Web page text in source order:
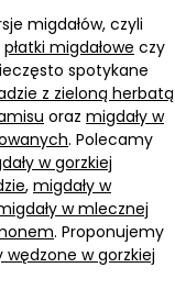
migdałów, czyli
płatki migdałowe czy
spotykane
z zieloną herbatą
oraz migdały w
. Polecamy
w gorzkiej
, migdały w
w mlecznej
. Proponujemy
wędzone w gorzkiej